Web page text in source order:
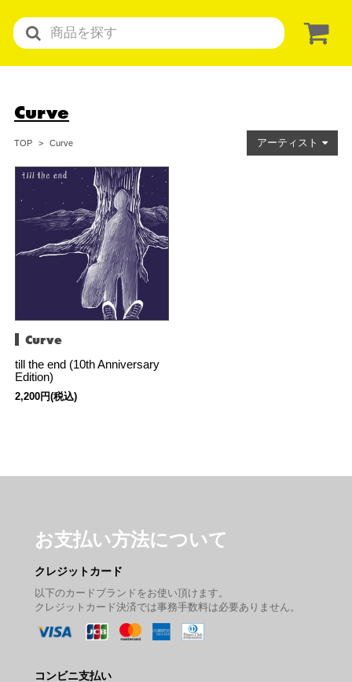
Curve
TOP Curve アーティスト
Curve
till the end (10th Anniversary
Edition)
2,200円(税込)
お支払い方法について
クレジットカード
以下のカードブランドをお使い頂けます。
クレジットカード決済では事務手数料は必要ありません。
コンビニ支払い